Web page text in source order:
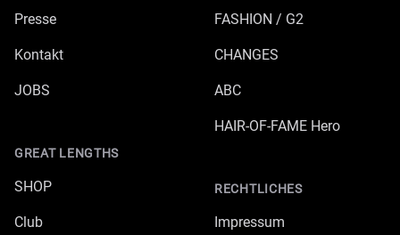
Presse
Kontakt
JOBS
GREAT LENGTHS
SHOP
Club
FASHION / G2
CHANGES
ABC
HAIR-OF-FAME Hero
RECHTLICHES
Impressum